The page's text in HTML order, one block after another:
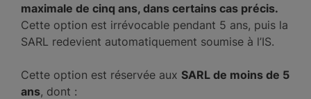
maximale de cinq ans, dans certains cas précis.
Cette option est irrévocable pendant 5 ans, puis la
SARL redevient automatiquement soumise à l’IS.
Cette option est réservée aux SARL de moins de 5
ans, dont :